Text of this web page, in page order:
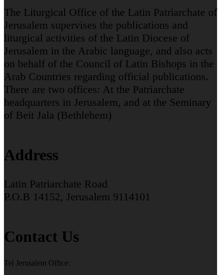
The Liturgical Office of the Latin Patriarchate of
Jerusalem supervises the publications and
liturgical activities of the Latin Diocese of
Jerusalem in the Arabic language, and also acts
on behalf of the Council of Latin Bishops in the
Arab Countries regarding official publications.
There are two offices: At the Patriarchate
headquarters in Jerusalem, and at the Seminary
of Beit Jala (Bethlehem)
Address
Latin Patriarchate Road
P.O.B 14152, Jerusalem 9114101
Contact Us
Tel Jerusalem Office: